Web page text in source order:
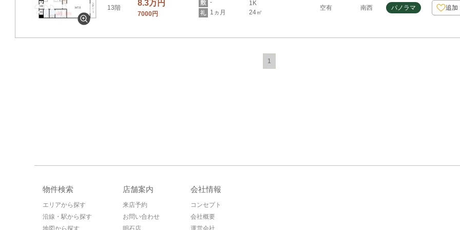
13階
8.3万円
7000円
-
1ヵ月
1K
24㎡
空有 南西 パノラマ 追加
1
物件検索
エリアから探す
沿線・駅から探す
地図から探す
店舗案内
来店予約
お問い合わせ
明石店
会社情報
コンセプト
会社概要
運営会社